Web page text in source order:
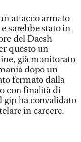
attacco armato
sarebbe stato in
del Daesh
questo un
già monitorato
dopo un
fermato dalla
con finalità di
gip ha convalidato
in carcere.